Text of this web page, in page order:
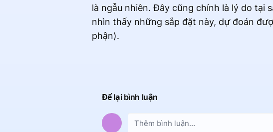
là ngẫu nhiên. Đây cũng chính là lý do
nhìn thấy những sắp đặt này, dự đoán
phận).
Để lại bình luận